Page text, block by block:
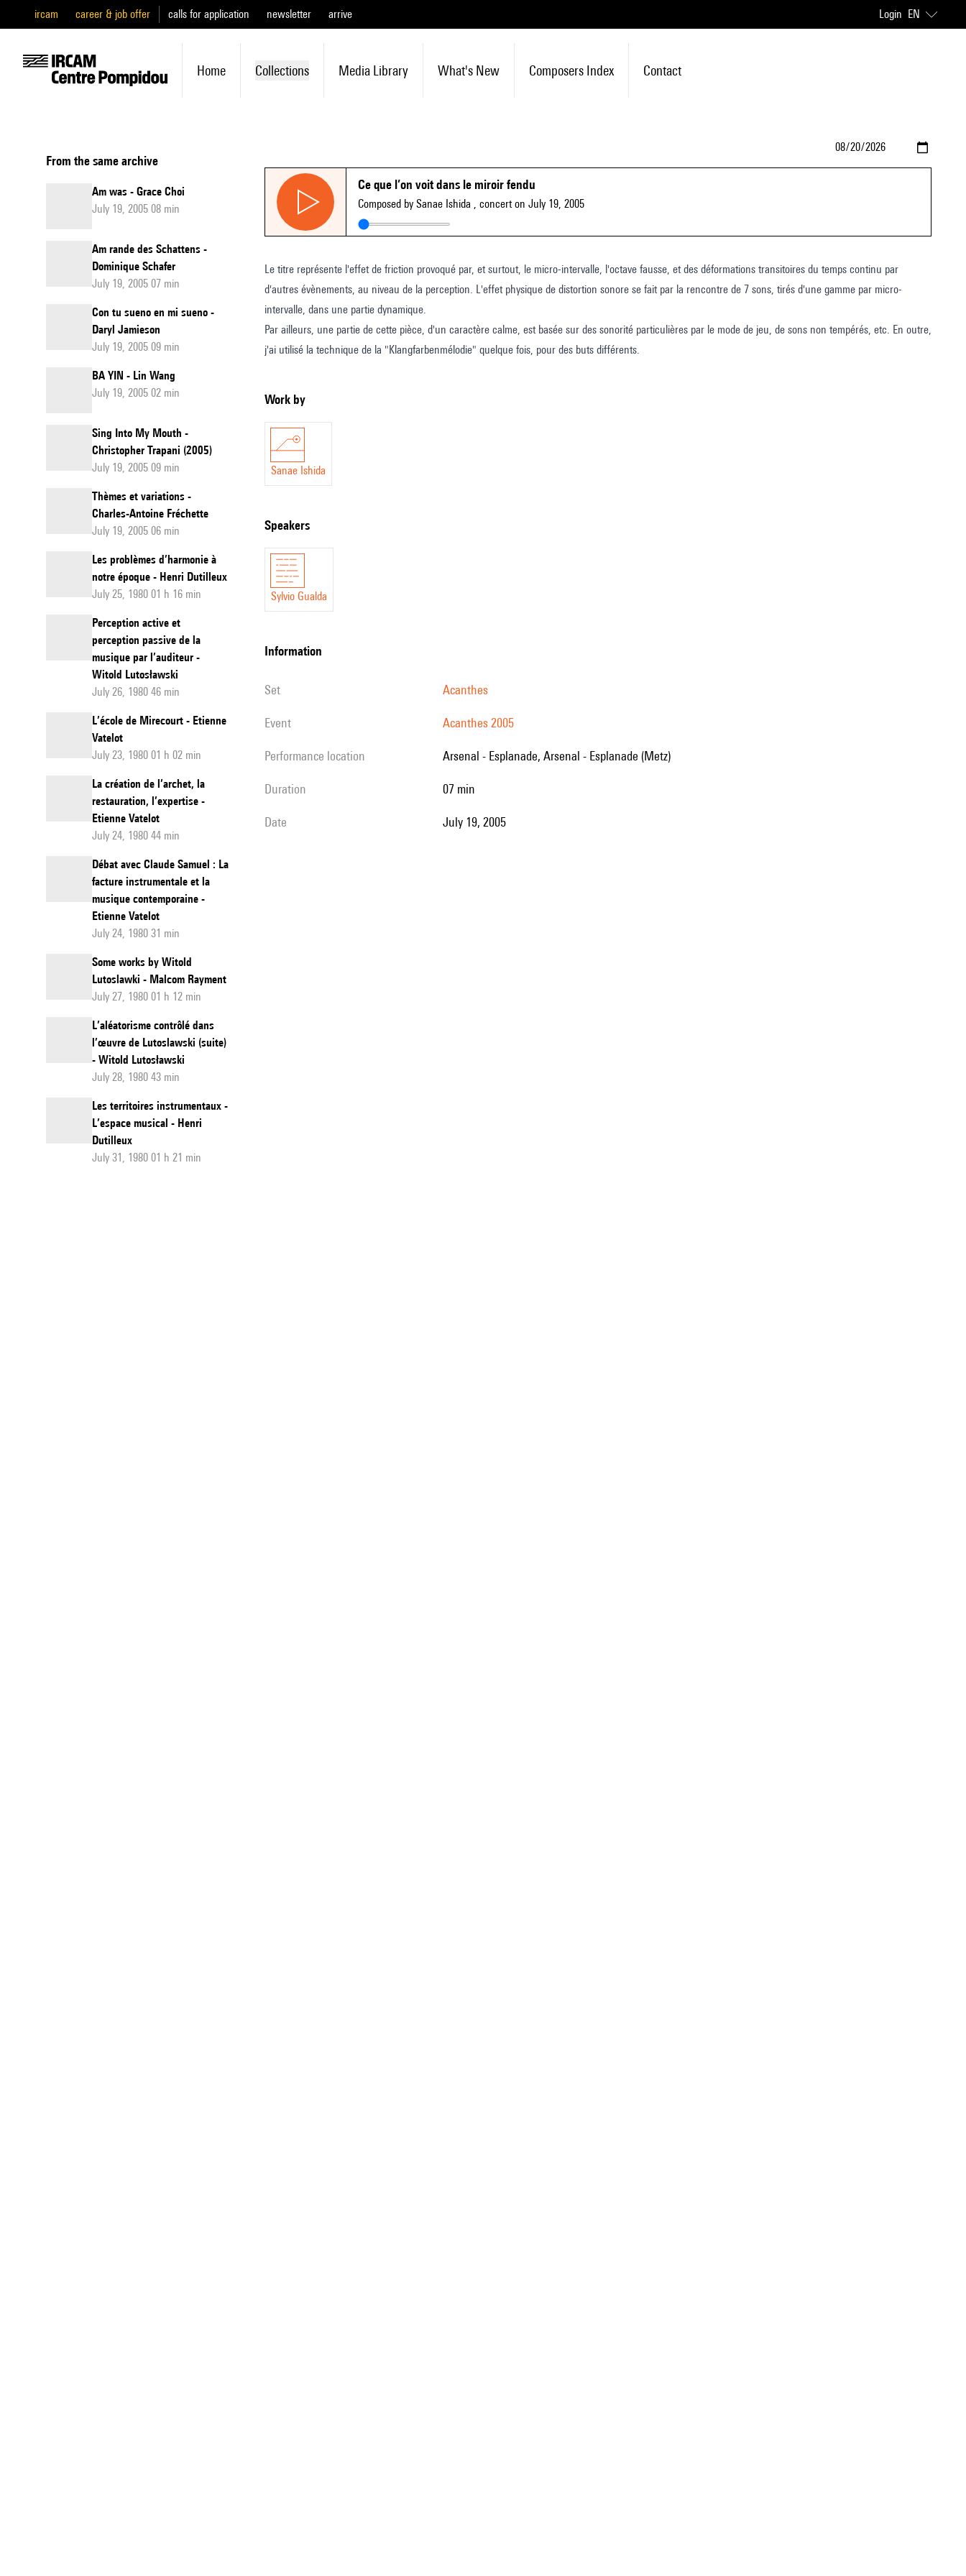
ircam career & job offer calls for application newsletter arrive Login EN
Home Collections Media Library What's New Composers Index Contact
From the same archive
Am was - Grace Choi
July 19, 2005 08 min
Am rande des Schattens -
Dominique Schafer
July 19, 2005 07 min
Con tu sueno en mi sueno -
Daryl Jamieson
July 19, 2005 09 min
BA YIN - Lin Wang
July 19, 2005 02 min
Sing Into My Mouth -
Christopher Trapani (2005)
July 19, 2005 09 min
Thèmes et variations -
Charles-Antoine Fréchette
July 19, 2005 06 min
Les problèmes d’harmonie à
notre époque - Henri Dutilleux
July 25, 1980 01 h 16 min
Perception active et
perception passive de la
musique par l’auditeur -
Witold Lutosławski
July 26, 1980 46 min
L’école de Mirecourt - Etienne
Vatelot
July 23, 1980 01 h 02 min
La création de l’archet, la
restauration, l’expertise -
Etienne Vatelot
July 24, 1980 44 min
Débat avec Claude Samuel : La
facture instrumentale et la
musique contemporaine -
Etienne Vatelot
July 24, 1980 31 min
Some works by Witold
Lutoslawki - Malcom Rayment
July 27, 1980 01 h 12 min
L’aléatorisme contrôlé dans
l’œuvre de Lutoslawski (suite)
- Witold Lutosławski
July 28, 1980 43 min
Les territoires instrumentaux -
L’espace musical - Henri
Dutilleux
July 31, 1980 01 h 21 min
Ce que l’on voit dans le miroir fendu
Composed by Sanae Ishida , concert on July 19, 2005
Le titre représente l'effet de friction provoqué par, et surtout, le micro-intervalle, l'octave fausse, et des déformations transitoires du temps continu par
d'autres évènements, au niveau de la perception. L'effet physique de distortion sonore se fait par la rencontre de 7 sons, tirés d'une gamme par micro-
intervalle, dans une partie dynamique.
Par ailleurs, une partie de cette pièce, d'un caractère calme, est basée sur des sonorité particulières par le mode de jeu, de sons non tempérés, etc. En outre,
j'ai utilisé la technique de la "Klangfarbenmélodie" quelque fois, pour des buts différents.
Work by
Sanae Ishida
speakers
Sylvio Gualda
information
set Acanthes
event Acanthes 2005
performance location Arsenal - Esplanade, Arsenal - Esplanade (Metz)
duration 07 min
date July 19, 2005